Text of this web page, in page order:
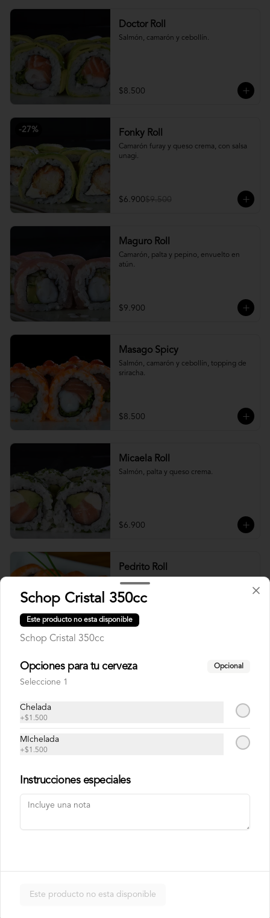
Doctor Roll
Salmón, camarón y cebollín.
$8.500
-27% Fonky Roll
Camarón furay y queso crema, con salsa
unagi.
$6.900$9.500
Maguro Roll
Camarón, palta y pepino, envuelto en
atún.
$9.900
Masago Spicy
Salmón, camarón y cebollín, topping de
sriracha.
$8.500
Micaela Roll
Salmón, palta y queso crema.
$6.900
Pedrito Roll
Camarón furay, queso crema y palta,
envuelto en salmón con salsa unagi.
Philadelphia Roll
Rainbow Roll
Schop Cristal 350cc
Este producto no esta disponible
Schop Cristal 350cc
Opciones para tu cerveza Opcional
Seleccione 1
Chelada
+$1.500
MIchelada
+$1.500
Instrucciones especiales
Este producto no esta disponible